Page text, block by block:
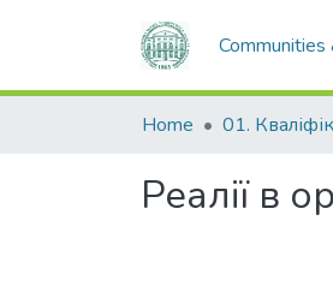
Home
Реалії в